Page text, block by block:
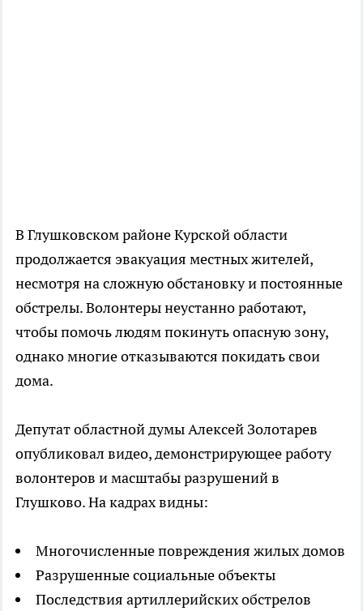
В Глушковском районе Курской области
продолжается эвакуация местных жителей,
несмотря на сложную обстановку и постоянные
обстрелы. Волонтеры неустанно работают,
чтобы помочь людям покинуть опасную зону,
однако многие отказываются покидать свои
дома.
Депутат областной думы Алексей Золотарев
опубликовал видео, демонстрирующее работу
волонтеров и масштабы разрушений в
Глушково. На кадрах видны:
Многочисленные повреждения жилых домов
Разрушенные социальные объекты
Последствия артиллерийских обстрелов